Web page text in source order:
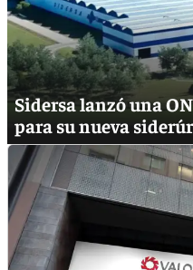
Sidersa lanzó una
para su nueva